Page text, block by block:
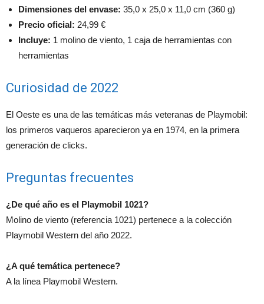
Dimensiones del envase: 35,0 x 25,0 x 11,0 cm (360 g)
Precio oficial: 24,99 €
Incluye: 1 molino de viento, 1 caja de herramientas con
herramientas
Curiosidad de 2022
El Oeste es una de las temáticas más veteranas de Playmobil:
los primeros vaqueros aparecieron ya en 1974, en la primera
generación de clicks.
Preguntas frecuentes
¿De qué año es el Playmobil 1021?
Molino de viento (referencia 1021) pertenece a la colección
Playmobil Western del año 2022.
¿A qué temática pertenece?
A la línea Playmobil Western.